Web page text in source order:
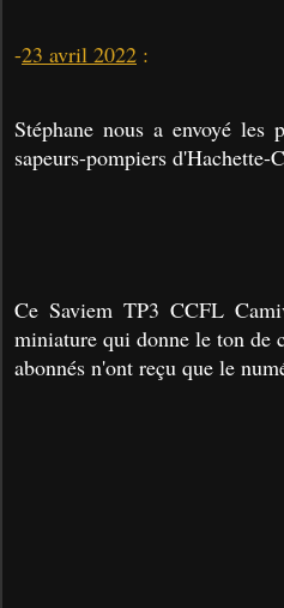
-23 avril 2022 :
Stéphane nous a envoyé
sapeurs-pompiers d'Hachette-
Ce Saviem TP3 CCFL
miniature qui donne le ton de
abonnés n'ont reçu que le